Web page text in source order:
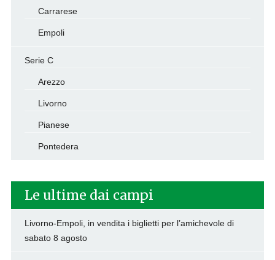
Carrarese
Empoli
Serie C
Arezzo
Livorno
Pianese
Pontedera
Le ultime dai campi
Livorno-Empoli, in vendita i biglietti per l’amichevole di
sabato 8 agosto